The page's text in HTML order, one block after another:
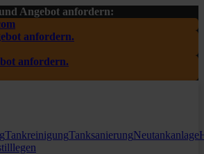
Angebot anfordern:
anfordern.
anfordern.
TankreinigungTanksanierungNeutankanlage